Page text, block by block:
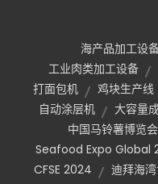
海产品加工设
工业肉类加工设备
打面包机
鸡块生产线
自动涂层机
大容量
中国马铃薯博览会
Seafood Expo Global
CFSE 2024
迪拜海